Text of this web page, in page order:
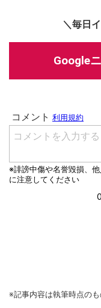
＼毎日
Google
※記事内容は執筆時点の